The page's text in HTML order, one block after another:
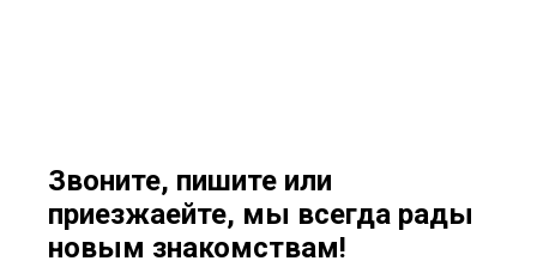
Звоните, пишите или
приезжаейте, мы всегда рады
новым знакомствам!